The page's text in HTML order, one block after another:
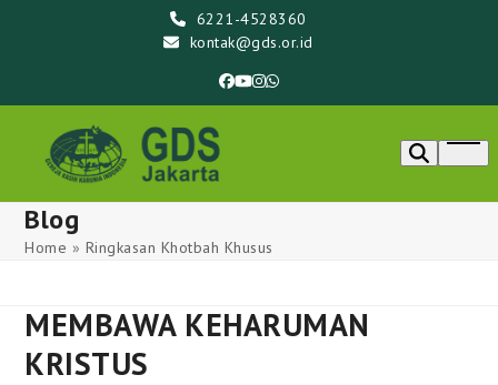
6221-4528360
kontak@gds.or.id
Facebook
YouTube
Instagram
Whatsapp
Blog
Home » Ringkasan Khotbah Khusus
MEMBAWA KEHARUMAN
KRISTUS